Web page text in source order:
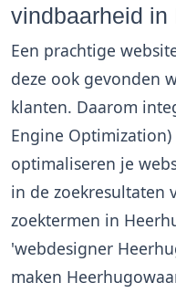
vindbaarheid in
Een prachtige
deze ook gevonden
klanten. Daarom
Engine
optimaliseren je
in de zoekresultaten
zoektermen in
'webdesigner
maken